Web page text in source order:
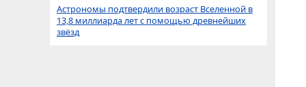
Астрономы подтвердили возраст Вселенной в
13,8 миллиарда лет с помощью древнейших
звёзд